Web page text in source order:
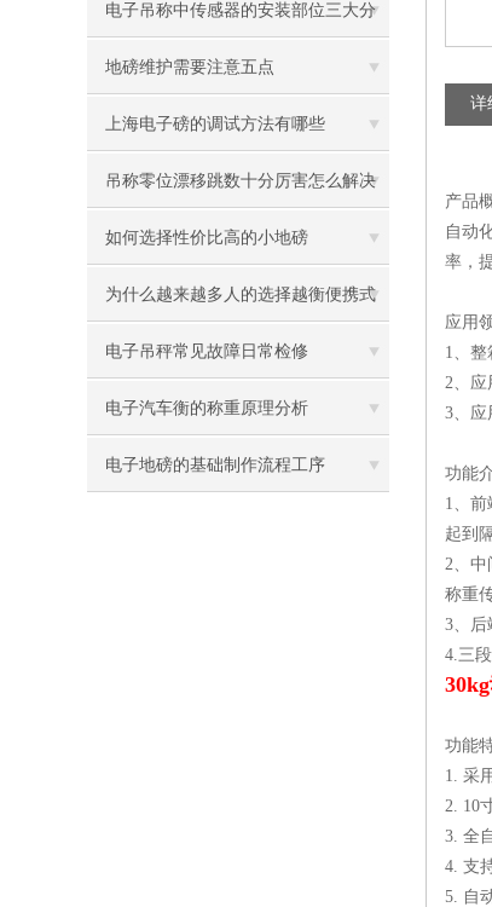
电子吊称中传感器的安装部位三大分
类
地磅维护需要注意五点
上海电子磅的调试方法有哪些
吊称零位漂移跳数十分厉害怎么解决
如何选择性价比高的小地磅
为什么越来越多人的选择越衡便携式
地磅
电子吊秤常见故障日常检修
电子汽车衡的称重原理分析
电子地磅的基础制作流程工序
详
产品
自动
率，
应用
1、
2、应
3、应
功能
1、
起到
2、中
称重
3、后
4.三
功能
1. 采
2. 10
3. 全
4. 支
5. 自